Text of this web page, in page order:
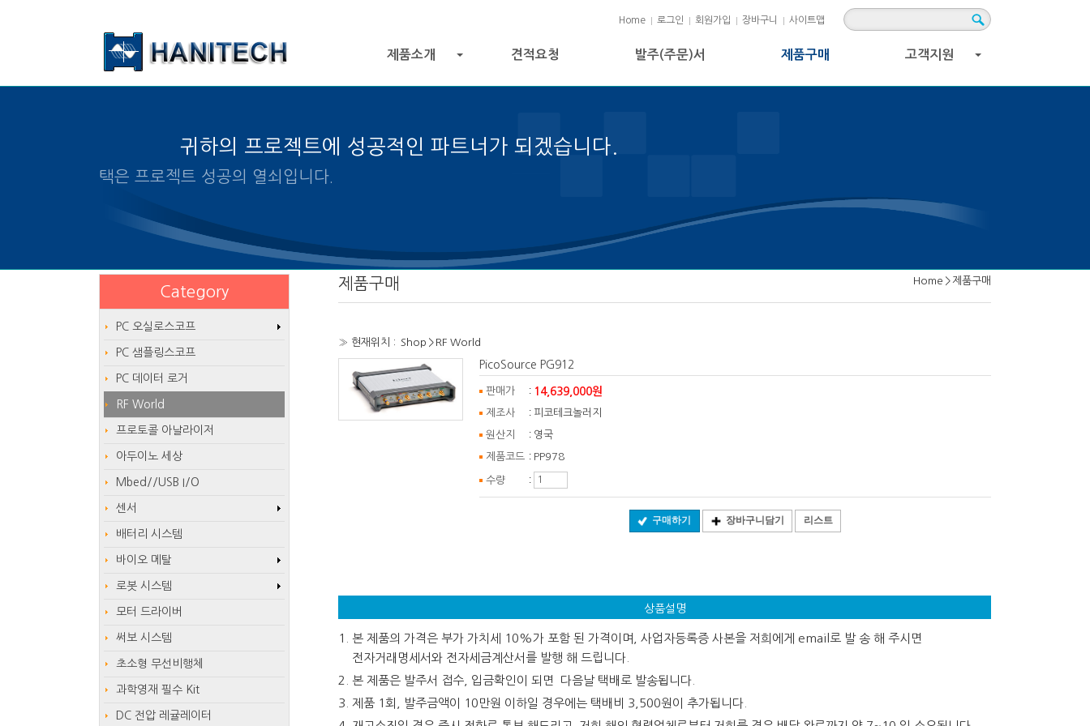
Home 로그인 회원가입 장바구니 사이트맵
제품소개 견적요청 발주(주문)서 제품구매 고객지원
귀하의 프로젝트에 성공적인 파트너가 되겠습니다.
알맞은 제품의 선택은 프로젝트 성공의 열쇠입니다.
Home > 제품구매
제품구매
» 현재위치 : Shop > RF World
PicoSource PG912
판매가 : 14,639,000원
제조사 : 피코테크놀러지
원산지 : 영국
제품코드 : PP978
수량 :
구매하기 장바구니담기 리스트
상품설명
본 제품의 가격은 부가 가치세 10%가 포함 된 가격이며, 사업자등록증 사본을 저희에게 email로 발 송 해 주시면
전자거래명세서와 전자세금계산서를 발행 해 드립니다.
본 제품은 발주서 접수, 입금확인이 되면 다음날 택배로 발송됩니다.
제품 1회, 발주금액이 10만원 이하일 경우에는 택배비 3,500원이 추가됩니다.
Category
PC 오실로스코프
PC 샘플링스코프
PC 데이터 로거
RF World
프로토콜 아날라이저
아두이노 세상
Mbed//USB I/O
센서
배터리 시스템
바이오 메탈
로봇 시스템
모터 드라이버
써보 시스템
초소형 무선비행체
과학영재 필수 Kit
DC 전압 레귤레이터